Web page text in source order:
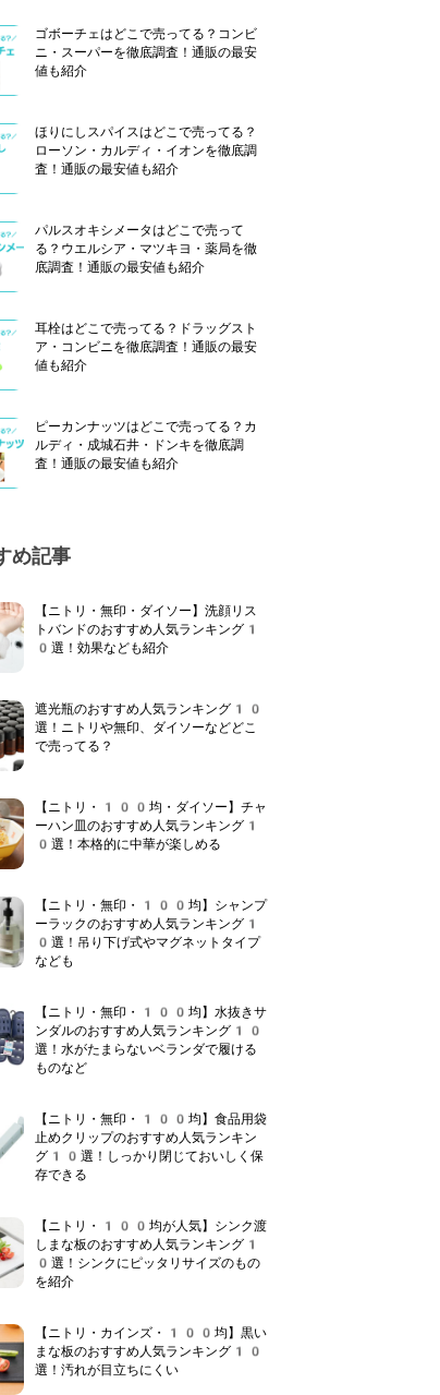
ゴボーチェはどこで売ってる？コンビ
ニ・スーパーを徹底調査！通販の最安
値も紹介
ほりにしスパイスはどこで売ってる？
ローソン・カルディ・イオンを徹底調
査！通販の最安値も紹介
パルスオキシメータはどこで売って
る？ウエルシア・マツキヨ・薬局を徹
底調査！通販の最安値も紹介
耳栓はどこで売ってる？ドラッグスト
ア・コンビニを徹底調査！通販の最安
値も紹介
ピーカンナッツはどこで売ってる？カ
ルディ・成城石井・ドンキを徹底調
査！通販の最安値も紹介
め記事
【ニトリ・無印・ダイソー】洗顔リス
トバンドのおすすめ人気ランキング1
0選！効果なども紹介
遮光瓶のおすすめ人気ランキング10
選！ニトリや無印、ダイソーなどどこ
で売ってる？
【ニトリ・100均・ダイソー】チャ
ーハン皿のおすすめ人気ランキング1
0選！本格的に中華が楽しめる
【ニトリ・無印・100均】シャンプ
ーラックのおすすめ人気ランキング1
0選！吊り下げ式やマグネットタイプ
なども
【ニトリ・無印・100均】水抜きサ
ンダルのおすすめ人気ランキング10
選！水がたまらないベランダで履ける
ものなど
【ニトリ・無印・100均】食品用袋
止めクリップのおすすめ人気ランキン
グ10選！しっかり閉じておいしく保
存できる
【ニトリ・100均が人気】シンク渡
しまな板のおすすめ人気ランキング1
0選！シンクにピッタリサイズのもの
を紹介
【ニトリ・カインズ・100均】黒い
まな板のおすすめ人気ランキング10
選！汚れが目立ちにくい